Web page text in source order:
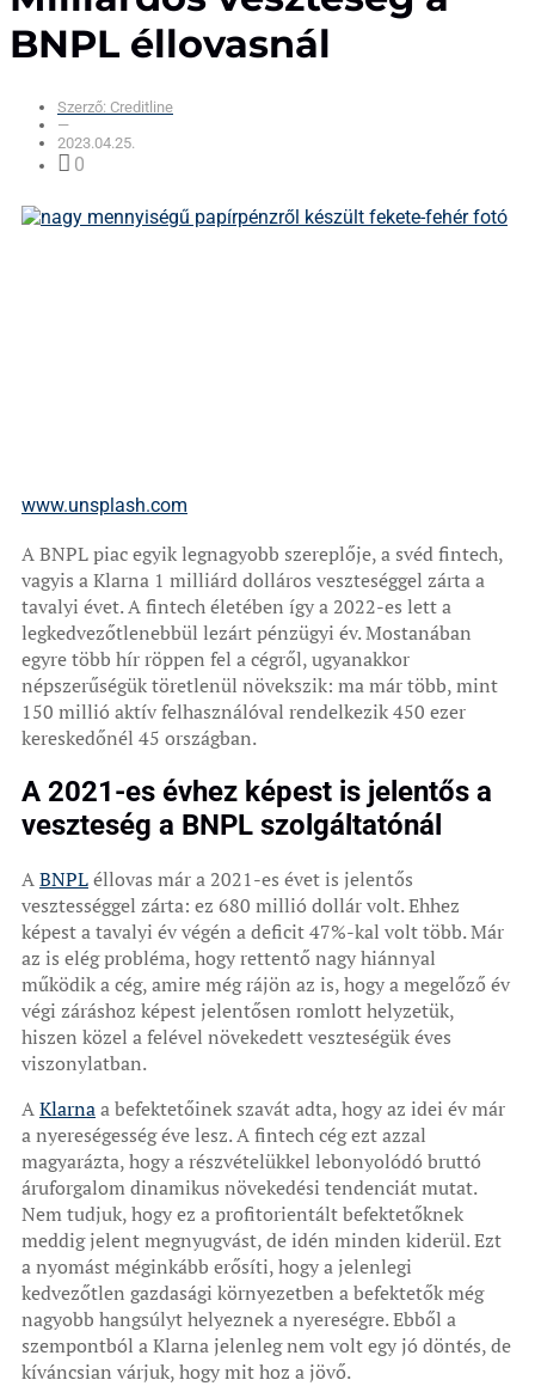
BNPL éllovasnál
Szerző: Creditline
—
2023.04.25.
0
www.unsplash.com
A BNPL piac egyik legnagyobb szereplője, a svéd fintech,
vagyis a Klarna 1 milliárd dolláros veszteséggel zárta a
tavalyi évet. A fintech életében így a 2022-es lett a
legkedvezőtlenebbül lezárt pénzügyi év. Mostanában
egyre több hír röppen fel a cégről, ugyanakkor
népszerűségük töretlenül növekszik: ma már több, mint
150 millió aktív felhasználóval rendelkezik 450 ezer
kereskedőnél 45 országban.
A 2021-es évhez képest is jelentős a
veszteség a BNPL szolgáltatónál
ABNPLéllovas már a 2021-es évet is jelentős
vesztességgel zárta: ez 680 millió dollár volt. Ehhez
képest a tavalyi év végén a deficit 47%-kal volt több. Már
az is elég probléma, hogy rettentő nagy hiánnyal
működik a cég, amire még rájön az is, hogy a megelőző év
végi záráshoz képest jelentősen romlott helyzetük,
hiszen közel a felével növekedett veszteségük éves
viszonylatban.
AKlarnaa befektetőinek szavát adta, hogy az idei év már
a nyereségesség éve lesz. A fintech cég ezt azzal
magyarázta, hogy a részvételükkel lebonyolódó bruttó
áruforgalom dinamikus növekedési tendenciát mutat.
Nem tudjuk, hogy ez a profitorientált befektetőknek
meddig jelent megnyugvást, de idén minden kiderül. Ezt
a nyomást méginkább erősíti, hogy a jelenlegi
kedvezőtlen gazdasági környezetben a befektetők még
nagyobb hangsúlyt helyeznek a nyereségre. Ebből a
szempontból a Klarna jelenleg nem volt egy jó döntés, de
kíváncsian várjuk, hogy mit hoz a jövő.